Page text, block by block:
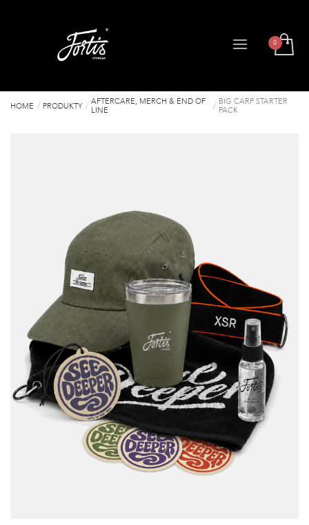
HOME PRODUKTY
AFTERCARE, MERCH & END OF
LINE
BIG CARP STARTER
PACK